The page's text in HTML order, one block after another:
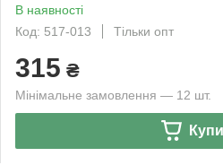
В наявності
Код: 517-013
Тільки опт
315 ₴
Мінімальне замовлення — 12 шт.